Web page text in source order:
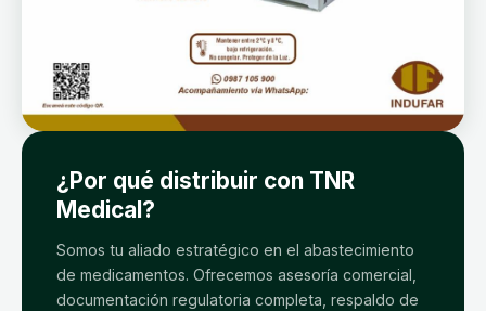
¿Por qué distribuir con TNR
Medical?
Somos tu aliado estratégico en el abastecimiento
de medicamentos. Ofrecemos asesoría comercial,
documentación regulatoria completa, respaldo de